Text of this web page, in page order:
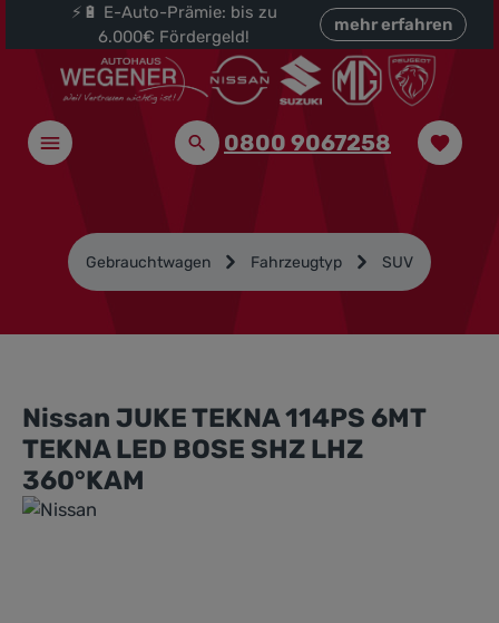
springen
⚡🔋 E-Auto-Prämie: bis zu
6.000€ Fördergeld!
mehr erfahren
0800 9067258
Gebrauchtwagen Fahrzeugtyp SUV
Nissan JUKE TEKNA 114PS 6MT
TEKNA LED BOSE SHZ LHZ
360°KAM